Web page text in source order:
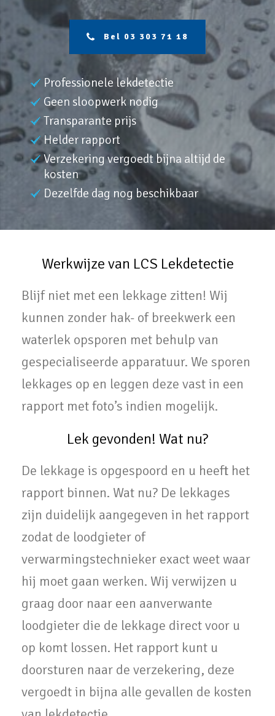
Bel 03 303 71 18
Professionele lekdetectie
Geen sloopwerk nodig
Transparante prijs
Helder rapport
Verzekering vergoedt bijna altijd de
kosten
Dezelfde dag nog beschikbaar
Werkwijze van LCS Lekdetectie
Blijf niet met een lekkage zitten! Wij
kunnen zonder hak- of breekwerk een
waterlek opsporen met behulp van
gespecialiseerde apparatuur. We sporen
lekkages op en leggen deze vast in een
rapport met foto’s indien mogelijk.
Lek gevonden! Wat nu?
De lekkage is opgespoord en u heeft het
rapport binnen. Wat nu? De lekkages
zijn duidelijk aangegeven in het rapport
zodat de loodgieter of
verwarmingstechnieker exact weet waar
hij moet gaan werken. Wij verwijzen u
graag door naar een aanverwante
loodgieter die de lekkage direct voor u
op komt lossen. Het rapport kunt u
doorsturen naar de verzekering, deze
vergoedt in bijna alle gevallen de kosten